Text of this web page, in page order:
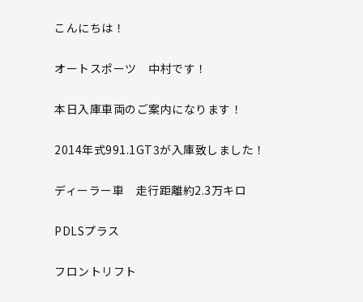
こんにちは！
オートスポーツ 中村です！
本日入庫車両のご案内になります！
2014年式991.1GT3が入庫致しました！
ディーラー車 走行距離約2.3万キロ
PDLSプラス
フロントリフト